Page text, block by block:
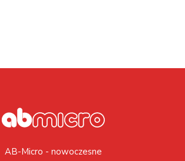
AB-Micro - nowoczesne